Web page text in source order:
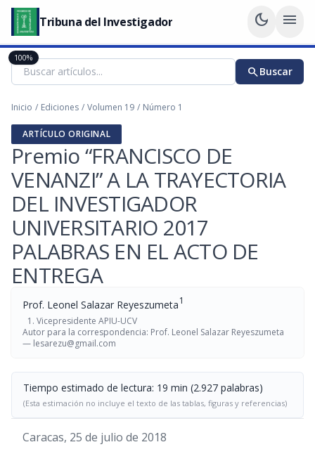
Tribuna del Investigador dark_mode menu
searchBuscar
Inicio / Ediciones / Volumen 19 / Número 1
ARTÍCULO ORIGINAL
Premio “FRANCISCO DE
VENANZI” A LA TRAYECTORIA
DEL INVESTIGADOR
UNIVERSITARIO 2017
PALABRAS EN EL ACTO DE
ENTREGA
Prof. Leonel Salazar Reyeszumeta1
Vicepresidente APIU-UCV
Autor para la correspondencia: Prof. Leonel Salazar Reyeszumeta
— lesarezu@gmail.com
Tiempo estimado de lectura: 19 min (2.927 palabras)
(Esta estimación no incluye el texto de las tablas, figuras y referencias)
Caracas, 25 de julio de 2018
100%